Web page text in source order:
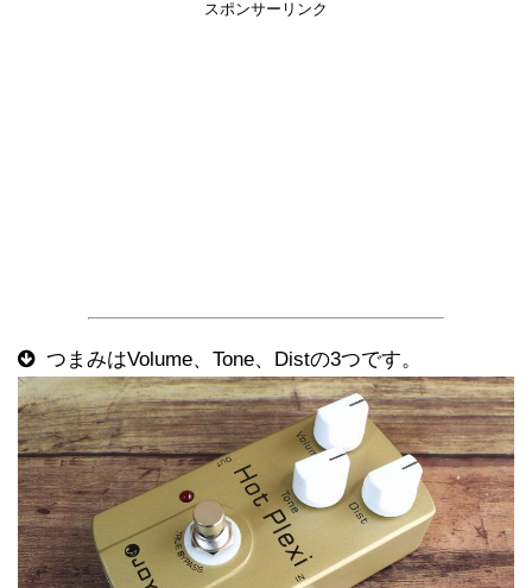
スポンサーリンク
つまみはVolume、Tone、Distの3つです。